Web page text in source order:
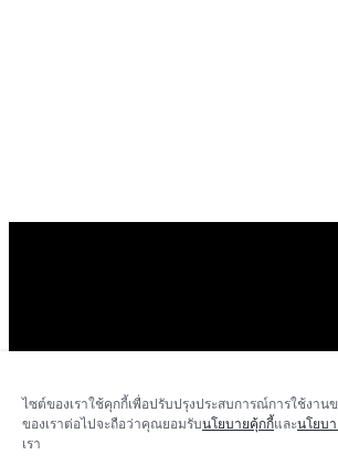
ไซต์ของเราใช้คุกกี้เพื่อปรับปรุงประสบการณ์การใช้งาน
ของเราต่อไปจะถือว่าคุณยอมรับนโยบายคุ้กกี้และนโยบ
เรา